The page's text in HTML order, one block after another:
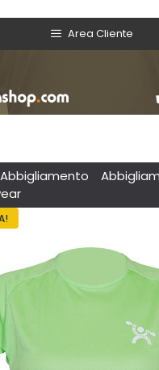
Area Cliente
Abbigliamento